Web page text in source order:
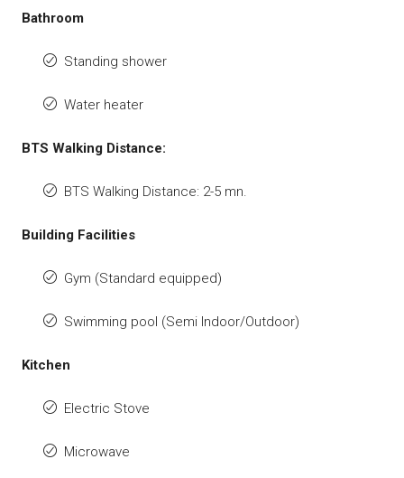
Bathroom
Standing shower
Water heater
BTS Walking Distance:
BTS Walking Distance: 2-5 mn.
Building Facilities
Gym (Standard equipped)
Swimming pool (Semi Indoor/Outdoor)
Kitchen
Electric Stove
Microwave